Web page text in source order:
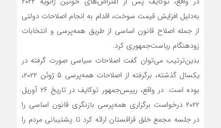
به‌دلیل افزایش قیمت سوخت، اقدام به انجام اصلاحات دولتی
از جمله اصلاح قانون اساسی از طریق همه‌پرسی و انتخابات
زودهنگام ریاست‌جمهوری کرد.
بدین‌ترتیب می‌توان گفت اصلاحات سیاسی صورت گرفته در
یکسال گذشته، برگرفته از اصلاحات همه‌پرسی ۵ ژوئن ۲۰۲۲،
بوده است. در واقع، رییس‌جمهور توکایف در تاریخ ۲۶ آوریل
۲۰۲۲ درخواست برگزاری همه‌پرسی بازنگری قانون اساسی را
در جلسه مجمع خلق قزاقستان ارائه کرد تا پشتیبانی مردم را